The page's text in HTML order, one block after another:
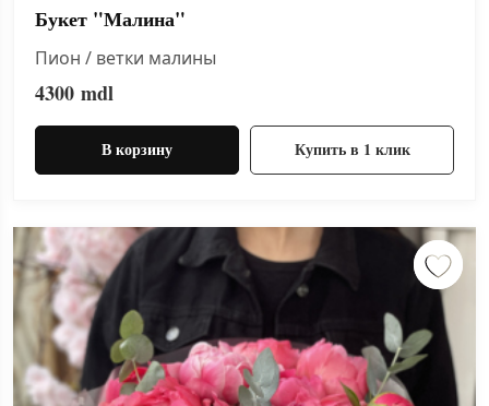
Букет "Малина"
Пион / ветки малины
4300 mdl
В корзину Купить в 1 клик